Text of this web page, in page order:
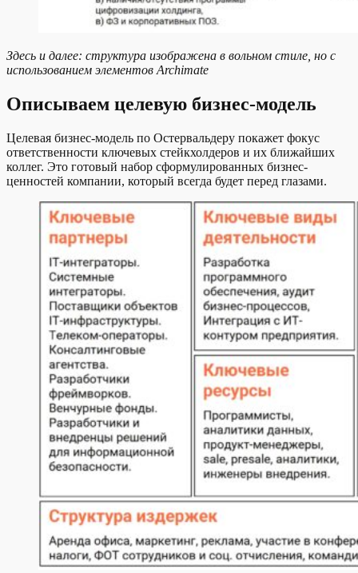
Здесь и далее: структура изображена в вольном стиле, но с
использованием элементов Archimate
Описываем целевую бизнес-модель
Целевая бизнес-модель по Остервальдеру покажет фокус
ответственности ключевых стейкхолдеров и их ближайших
коллег. Это готовый набор сформулированных бизнес-
ценностей компании, который всегда будет перед глазами.